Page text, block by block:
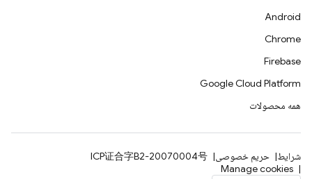
Android
Chrome
Firebase
Google Cloud Platform
همه محصولات
شرایط حریم خصوصی
ICP证合字B2-20070004号
Manage cookies